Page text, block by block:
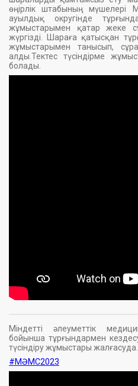
өңірлік штабының мүшелері
ауылдық округінде
жұмыстарымен қатар жеке
жүргізді. Шараға қатысқан
жұмыстарымен танысып,
алды.Тектес түсіндірме
болады.
Міндетті әлеуметтік
бойынша тұрғындармен
түсіндіру жұмыстары жалғасуда.
#МӘМС2023